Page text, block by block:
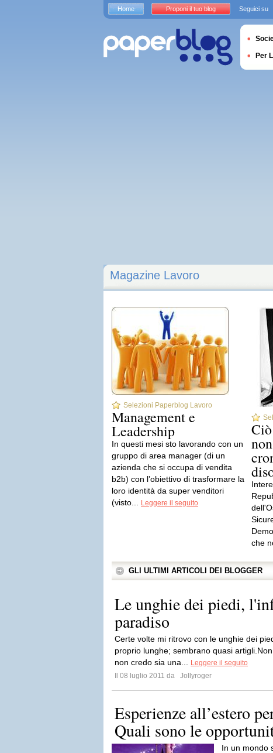
Magazine Lavoro
Selezioni Paperblog Lavoro
Management e
Leadership
In questi mesi sto lavorando con un
gruppo di area manager (di un
azienda che si occupa di vendita
b2b) con l’obiettivo di trasformare la
loro identità da super venditori
(visto...
Leggere il seguito
che
GLI ULTIMI ARTICOLI DEI BLOGGER
Le unghie dei piedi,
paradiso
Certe volte mi ritrovo con le unghie dei
proprio lunghe; sembrano quasi
non credo sia una...
Leggere il seguito
Il 08 luglio 2011 da
Jollyroger
Esperienze all’estero
Quali sono le
In un mondo
Home Proponi il tuo blog Seguici su
Per